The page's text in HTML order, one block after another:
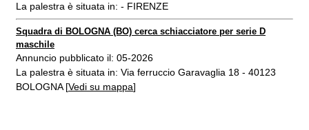
La palestra è situata in: - FIRENZE
Squadra di BOLOGNA (BO) cerca schiacciatore per serie D
maschile
Annuncio pubblicato il: 05-2026
La palestra è situata in: Via ferruccio Garavaglia 18 - 40123
BOLOGNA [Vedi su mappa]